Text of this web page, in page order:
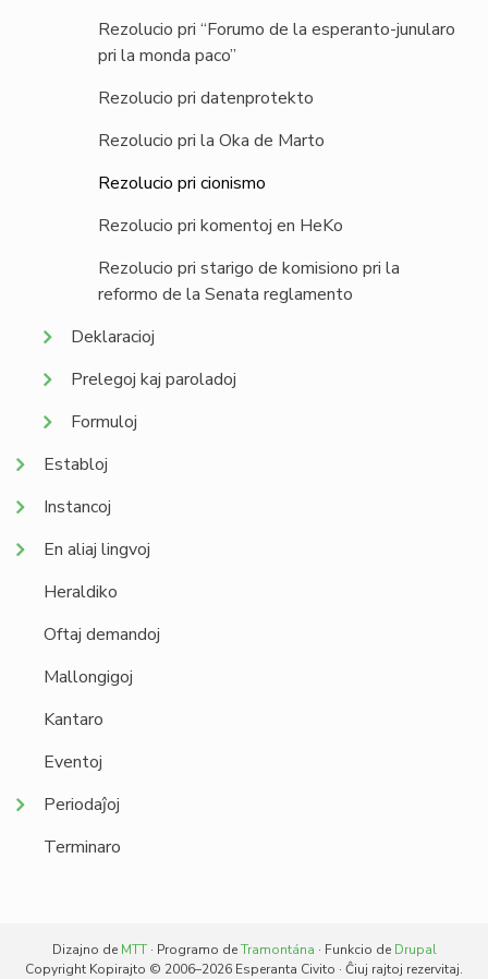
Rezolucio pri “Forumo de la esperanto-junularo
pri la monda paco”
Rezolucio pri datenprotekto
Rezolucio pri la Oka de Marto
Rezolucio pri cionismo
Rezolucio pri komentoj en HeKo
Rezolucio pri starigo de komisiono pri la
reformo de la Senata reglamento
Deklaracioj
Prelegoj kaj paroladoj
Formuloj
Establoj
Instancoj
En aliaj lingvoj
Heraldiko
Oftaj demandoj
Mallongigoj
Kantaro
Eventoj
Periodaĵoj
Terminaro
Dizajno de MTT· Programo deTramontána · Funkcio de Drupal
Copyright Kopirajto © 2006–2026 Esperanta Civito · Ĉiuj rajtoj rezervitaj.